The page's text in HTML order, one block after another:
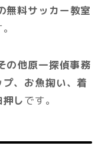
無料サッカー教室
の他原一探偵事務
、お魚掬い、着
しです。